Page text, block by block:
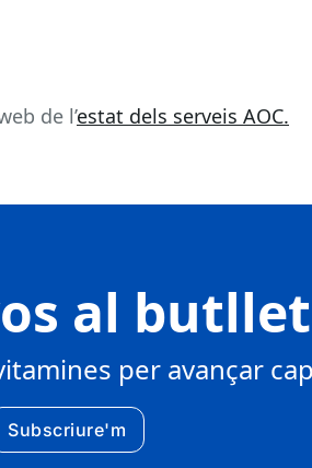
de l’estat dels serveis AOC.
al
per avançar
Subscriure'm